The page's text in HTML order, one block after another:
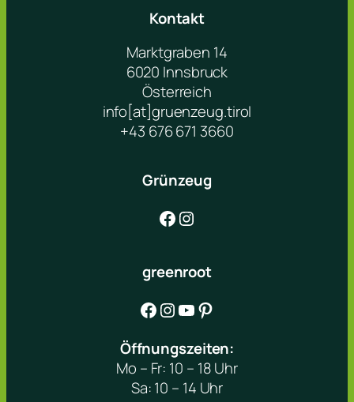
Kontakt
Marktgraben 14
6020 Innsbruck
Österreich
info[at]gruenzeug.tirol
+43 676 671 3660
Grünzeug
Facebook Instagram
greenroot
Facebook Instagram YouTube Pinterest
Öffnungszeiten:
Mo – Fr: 10 – 18 Uhr
Sa: 10 – 14 Uhr